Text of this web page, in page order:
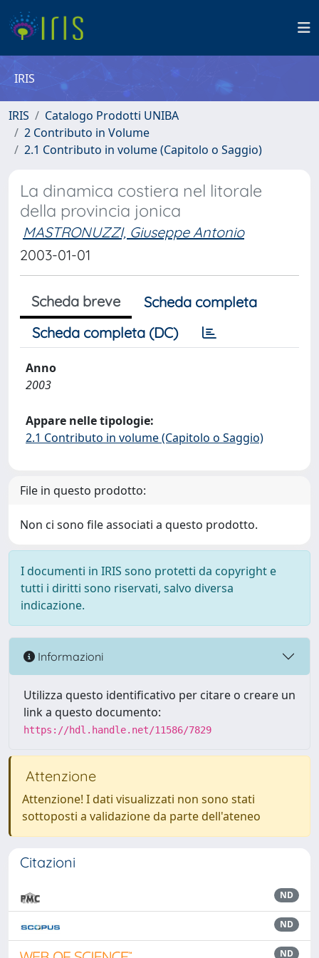
IRIS
IRIS
Catalogo Prodotti UNIBA
2 Contributo in Volume
2.1 Contributo in volume (Capitolo o Saggio)
La dinamica costiera nel litorale
della provincia jonica
MASTRONUZZI, Giuseppe Antonio
2003-01-01
Scheda breve
Scheda completa
Scheda completa (DC)
Anno
2003
Appare nelle tipologie:
2.1 Contributo in volume (Capitolo o Saggio)
File in questo prodotto:
Non ci sono file associati a questo prodotto.
I documenti in IRIS sono protetti da copyright e
tutti i diritti sono riservati, salvo diversa
indicazione.
Informazioni
Utilizza questo identificativo per citare o creare un
link a questo documento:
https://hdl.handle.net/11586/7829
Attenzione
Attenzione! I dati visualizzati non sono stati
sottoposti a validazione da parte dell'ateneo
Citazioni
ND
ND
ND